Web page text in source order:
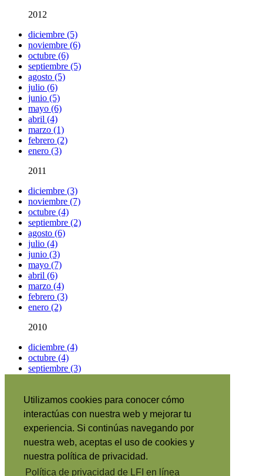
Utilizamos cookies para conocer cómo
interactúas con nuestra web y mejorar tu
experiencia. Si continúas navegando por
nuestra web, aceptas el uso de cookies y
nuestra política de privacidad.
Política de privacidad de LFI en línea
2012
diciembre (5)
noviembre (6)
octubre (6)
septiembre (5)
agosto (5)
julio (6)
junio (5)
mayo (6)
abril (4)
marzo (1)
febrero (2)
enero (3)
2011
diciembre (3)
noviembre (7)
octubre (4)
septiembre (2)
agosto (6)
julio (4)
junio (3)
mayo (7)
abril (6)
marzo (4)
febrero (3)
enero (2)
2010
diciembre (4)
octubre (4)
septiembre (3)
Información sobre el portal
Suscribirse|
RSS•
English |
日本語
Português|
Italiano|